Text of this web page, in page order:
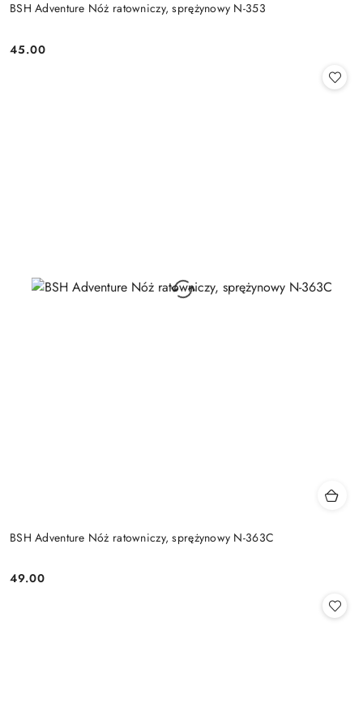
BSH Adventure Nóż ratowniczy, sprężynowy N-353
Cena:
45.00
BSH Adventure Nóż ratowniczy, sprężynowy N-363C
Cena:
49.00